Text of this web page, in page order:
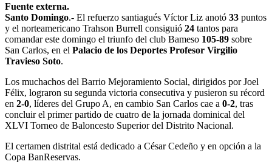
Fuente externa.
Santo Domingo.- El refuerzo santiagués Víctor Liz anotó 33 puntos
y el norteamericano Trahson Burrell consiguió 24 tantos para
comandar este domingo el triunfo del club Bameso 105-89 sobre
San Carlos, en el Palacio de los Deportes Profesor Virgilio
Travieso Soto.
Los muchachos del Barrio Mejoramiento Social, dirigidos por Joel
Félix, lograron su segunda victoria consecutiva y pusieron su récord
en 2-0, líderes del Grupo A, en cambio San Carlos cae a 0-2, tras
concluir el primer partido de cuatro de la jornada dominical del
XLVI Torneo de Baloncesto Superior del Distrito Nacional.
El certamen distrital está dedicado a César Cedeño y en opción a la
Copa BanReservas.